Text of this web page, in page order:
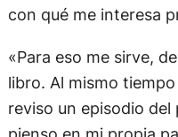
con qué me interesa
«Para eso me sirve,
libro. Al mismo
reviso un episodio del